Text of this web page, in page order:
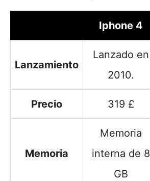
Iphone 4
Lanzamiento
Lanzado en
2010.
Precio 319 £
Memoria
Memoria
interna de 8
GB